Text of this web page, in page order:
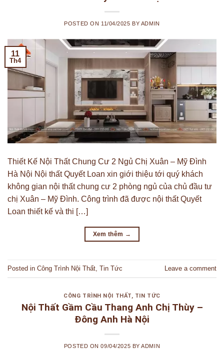
POSTED ON 11/04/2025 BY ADMIN
11
Th4
Thiết Kế Nội Thất Chung Cư 2 Ngủ Chị Xuân – Mỹ Đình
Hà Nội Nội thất Quyết Loan xin giới thiệu tới quý khách
không gian nội thất chung cư 2 phòng ngủ của chủ đầu tư
chị Xuân – Mỹ Đình. Công trình đã được nội thất Quyết
Loan thiết kế và thi […]
Xem thêm →
Posted in Công Trình Nội Thất Tin Tức Leave a comment
CÔNG TRÌNH NỘI THẤT, TIN TỨC
Nội Thất Gầm Cầu Thang Anh Chị Thùy –
Đông Anh Hà Nội
POSTED ON09/04/2025 BYADMIN